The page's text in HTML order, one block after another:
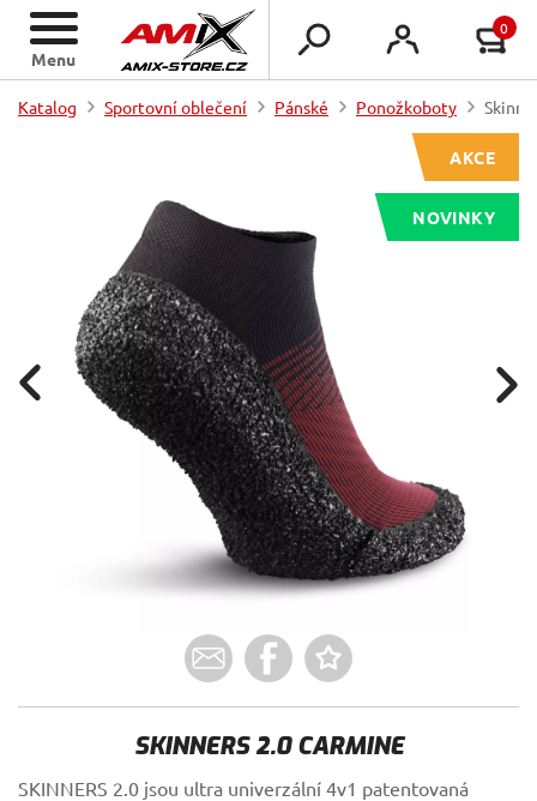
Menu
0
Katalog Sportovní oblečení Pánské Ponožkoboty
AKCE
NOVINKY
SKINNERS 2.0 CARMINE
SKINNERS 2.0 jsou ultra univerzální 4v1 patentovaná